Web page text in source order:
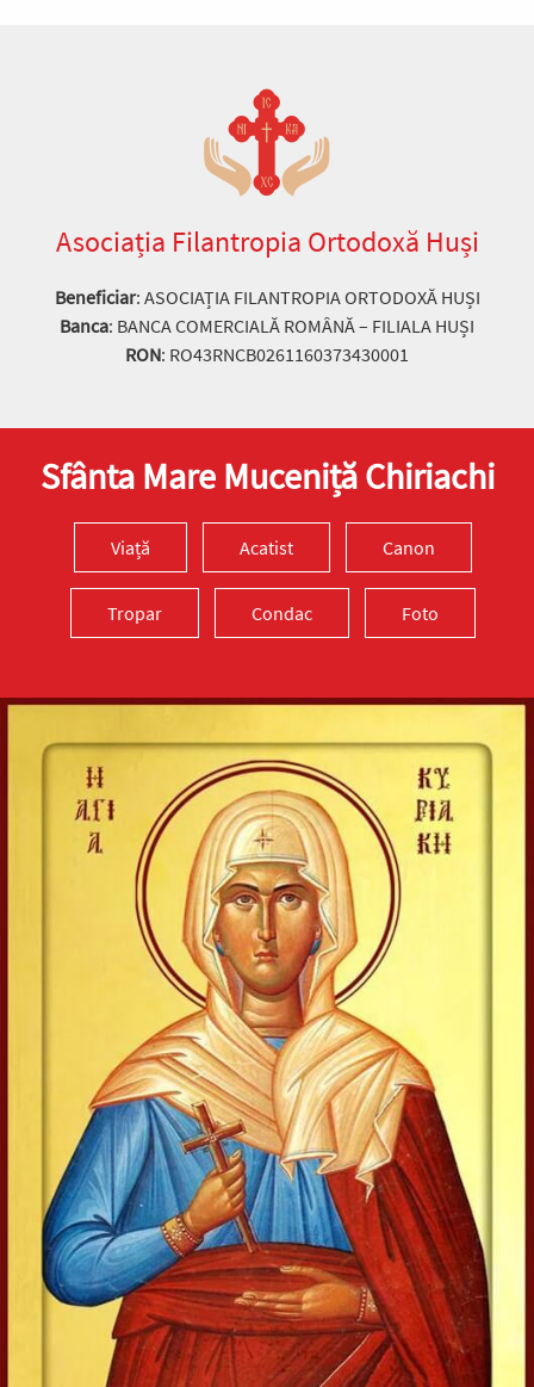
Asociația Filantropia Ortodoxă Huși
Beneficiar: ASOCIAȚIA FILANTROPIA ORTODOXĂ HUȘI
Banca: BANCA COMERCIALĂ ROMÂNĂ – FILIALA HUȘI
RON: RO43RNCB0261160373430001
Sfânta Mare Muceniță Chiriachi
Viață Acatist Canon
Tropar Condac Foto